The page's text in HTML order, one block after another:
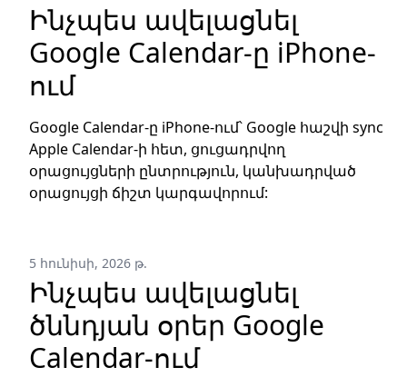
Ինչպես ավելացնել
Google Calendar-ը iPhone-
ում
Google Calendar-ը iPhone-ում՝ Google հաշվի sync
Apple Calendar-ի հետ, ցուցադրվող
օրացույցների ընտրություն, կանխադրված
օրացույցի ճիշտ կարգավորում:
5 հունիսի, 2026 թ.
Ինչպես ավելացնել
ծննդյան օրեր Google
Calendar-ում